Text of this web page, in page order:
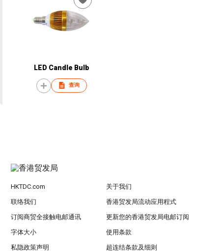
LED Candle Bulb
查询
HKTDC.com 关于我们
联络我们 香港贸发局流动应用程式
订阅商贸全接触电邮通讯 更新您的香港贸发局电邮订阅
字体大小 使用条款
私隐政策声明 超连结条款及细则